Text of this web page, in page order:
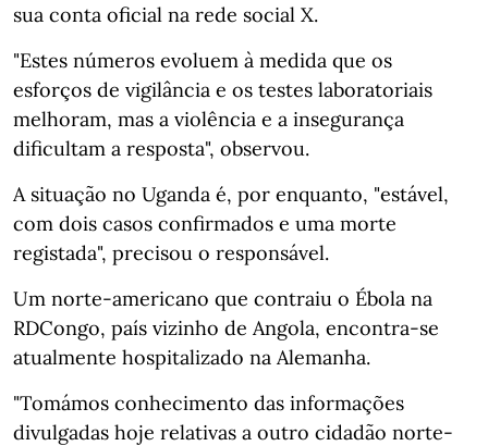
sua conta oficial na rede social X.
"Estes números evoluem à medida que os
esforços de vigilância e os testes laboratoriais
melhoram, mas a violência e a insegurança
dificultam a resposta", observou.
A situação no Uganda é, por enquanto, "estável,
com dois casos confirmados e uma morte
registada", precisou o responsável.
Um norte-americano que contraiu o Ébola na
RDCongo, país vizinho de Angola, encontra-se
atualmente hospitalizado na Alemanha.
"Tomámos conhecimento das informações
divulgadas hoje relativas a outro cidadão norte-